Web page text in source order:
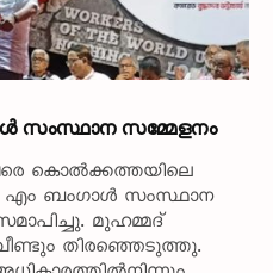
സംസ്ഥാന സമ്മേളനം
കൊൽക്കത്തയിലെ
എം ബംഗാൾ സംസ്ഥാന
മുഹമ്മദ്‌
വീണ്ടും തിരഞ്ഞെടുത്തു.